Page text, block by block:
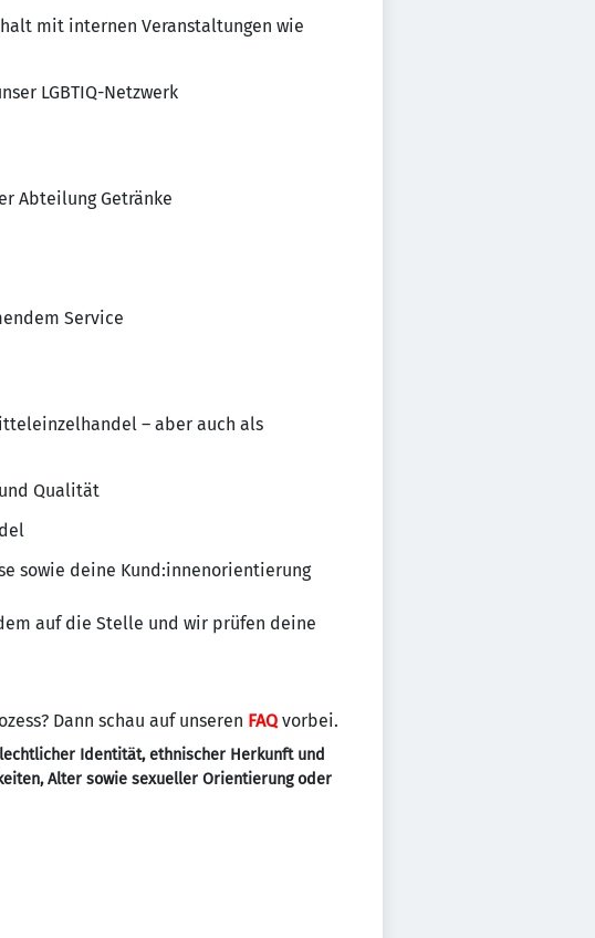
mit internen Veranstaltungen wie
LGBTIQ-Netzwerk
Abteilung Getränke
Service
– aber auch als
Qualität
sowie deine Kund:innenorientierung
auf die Stelle und wir prüfen deine
Dann schau auf unseren FAQvorbei.
Identität, ethnischer Herkunft und
Alter sowie sexueller Orientierung oder